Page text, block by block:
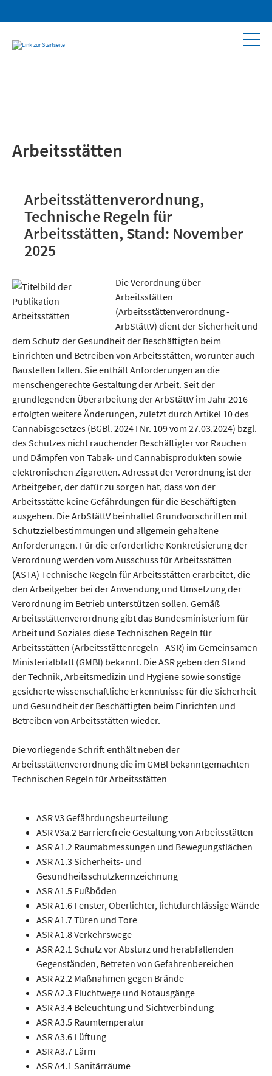
Arbeitsstätten
Arbeitsstättenverordnung,
Technische Regeln für
Arbeitsstätten, Stand: November
2025
Die Verordnung über
Arbeitsstätten
(Arbeitsstättenverordnung -
ArbStättV) dient der Sicherheit und
dem Schutz der Gesundheit der Beschäftigten beim
Einrichten und Betreiben von Arbeitsstätten, worunter auch
Baustellen fallen. Sie enthält Anforderungen an die
menschengerechte Gestaltung der Arbeit. Seit der
grundlegenden Überarbeitung der ArbStättV im Jahr 2016
erfolgten weitere Änderungen, zuletzt durch Artikel 10 des
Cannabisgesetzes (BGBl. 2024 I Nr. 109 vom 27.03.2024) bzgl.
des Schutzes nicht rauchender Beschäftigter vor Rauchen
und Dämpfen von Tabak- und Cannabisprodukten sowie
elektronischen Zigaretten. Adressat der Verordnung ist der
Arbeitgeber, der dafür zu sorgen hat, dass von der
Arbeitsstätte keine Gefährdungen für die Beschäftigten
ausgehen. Die ArbStättV beinhaltet Grundvorschriften mit
Schutzzielbestimmungen und allgemein gehaltene
Anforderungen. Für die erforderliche Konkretisierung der
Verordnung werden vom Ausschuss für Arbeitsstätten
(ASTA) Technische Regeln für Arbeitsstätten erarbeitet, die
den Arbeitgeber bei der Anwendung und Umsetzung der
Verordnung im Betrieb unterstützen sollen. Gemäß
Arbeitsstättenverordnung gibt das Bundesministerium für
Arbeit und Soziales diese Technischen Regeln für
Arbeitsstätten (Arbeitsstättenregeln - ASR) im Gemeinsamen
Ministerialblatt (GMBl) bekannt. Die ASR geben den Stand
der Technik, Arbeitsmedizin und Hygiene sowie sonstige
gesicherte wissenschaftliche Erkenntnisse für die Sicherheit
und Gesundheit der Beschäftigten beim Einrichten und
Betreiben von Arbeitsstätten wieder.
Die vorliegende Schrift enthält neben der
Arbeitsstättenverordnung die im GMBl bekanntgemachten
Technischen Regeln für Arbeitsstätten
ASR V3 Gefährdungsbeurteilung
ASR V3a.2 Barrierefreie Gestaltung von Arbeitsstätten
ASR A1.2 Raumabmessungen und Bewegungsflächen
ASR A1.3 Sicherheits- und
Gesundheitsschutzkennzeichnung
ASR A1.5 Fußböden
ASR A1.6 Fenster, Oberlichter, lichtdurchlässige Wände
ASR A1.7 Türen und Tore
ASR A1.8 Verkehrswege
ASR A2.1 Schutz vor Absturz und herabfallenden
Gegenständen, Betreten von Gefahrenbereichen
ASR A2.2 Maßnahmen gegen Brände
ASR A2.3 Fluchtwege und Notausgänge
ASR A3.4 Beleuchtung und Sichtverbindung
ASR A3.5 Raumtemperatur
ASR A3.6 Lüftung
ASR A3.7 Lärm
ASR A4.1 Sanitärräume